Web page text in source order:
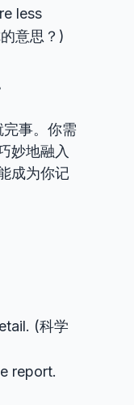
less
意思？)
事。你需
妙地融入
成为你记
(科学
report.